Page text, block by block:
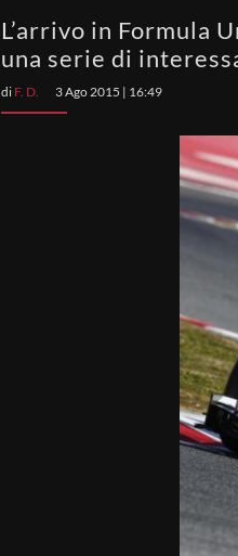
L’arrivo in Formula
una serie di
di F. D. 3 Ago 2015 | 16:49